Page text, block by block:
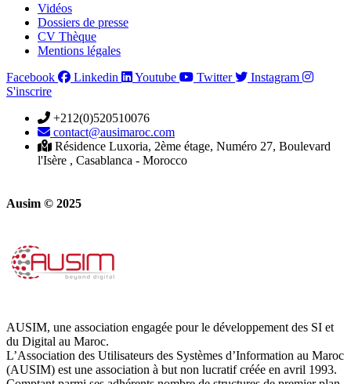
Vidéos
Dossiers de presse
CV Thèque
Mentions légales
Facebook
Linkedin Youtube Twitter
Instagram
S'inscrire
+212(0)520510076
contact@ausimaroc.com
Résidence Luxoria, 2ème étage, Numéro 27, Boulevard
l'Isère , Casablanca - Morocco
Ausim © 2025
AUSIM, une association engagée pour le développement des SI et
du Digital au Maroc.
L’Association des Utilisateurs des Systèmes d’Information au Maroc
(AUSIM) est une association à but non lucratif créée en avril 1993.